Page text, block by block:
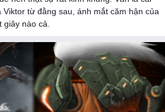
từ đằng sau, ánh mắt căm hận của
nào cả.